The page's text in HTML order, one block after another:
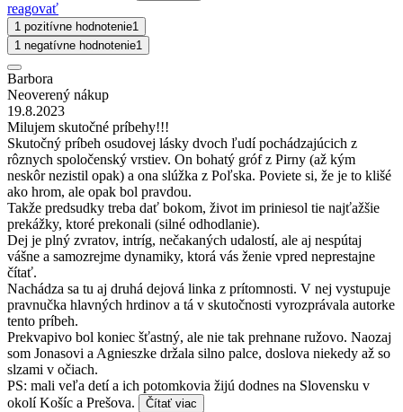
reagovať
1 pozitívne hodnotenie1
1 negatívne hodnotenie1
Barbora
Neoverený nákup
19.8.2023
Milujem skutočné príbehy!!!
Skutočný príbeh osudovej lásky dvoch ľudí pochádzajúcich z
rôznych spoločenský vrstiev. On bohatý gróf z Pirny (až kým
neskôr nezistil opak) a ona slúžka z Poľska. Poviete si, že je to klišé
ako hrom, ale opak bol pravdou.
Takže predsudky treba dať bokom, život im priniesol tie najťažšie
prekážky, ktoré prekonali (silné odhodlanie).
Dej je plný zvratov, intríg, nečakaných udalostí, ale aj nespútaj
vášne a samozrejme dynamiky, ktorá vás ženie vpred neprestajne
čítať.
Nachádza sa tu aj druhá dejová linka z prítomnosti. V nej vystupuje
pravnučka hlavných hrdinov a tá v skutočnosti vyrozprávala autorke
tento príbeh.
Prekvapivo bol koniec šťastný, ale nie tak prehnane ružovo. Naozaj
som Jonasovi a Agnieszke držala silno palce, doslova niekedy až so
slzami v očiach.
PS: mali veľa detí a ich potomkovia žijú dodnes na Slovensku v
okolí Košíc a Prešova.
Čítať viac